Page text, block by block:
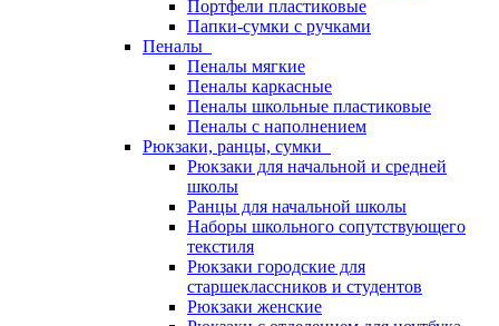
Портфели пластиковые
Папки-сумки с ручками
Пеналы
Пеналы мягкие
Пеналы каркасные
Пеналы школьные пластиковые
Пеналы с наполнением
Рюкзаки, ранцы, сумки
Рюкзаки для начальной и средней
школы
Ранцы для начальной школы
Наборы школьного сопутствующего
текстиля
Рюкзаки городские для
старшеклассников и студентов
Рюкзаки женские